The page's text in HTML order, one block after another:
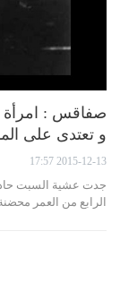
و تعتدى على
2015-12-13 17:57
جدت عشية السبت
الرابع من العمر